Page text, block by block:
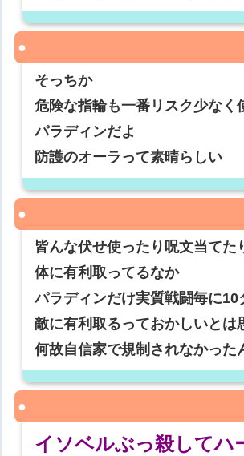
そっちか
危険な指輪も一番リスク少なく
パラディンだよ
防護のオーラって素晴らしい
皆んな伏せ使ったり呪文当てた
体に有利取ってるなか
パラディンだけ実質戦闘毎に10
敵に有利取るっておかしいとは
何故自信家で規制されなかった
イソベルぶっ殺してハ